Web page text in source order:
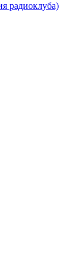
радиоклуба)